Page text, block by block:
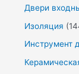
Двери
Изоляция
Инструмент